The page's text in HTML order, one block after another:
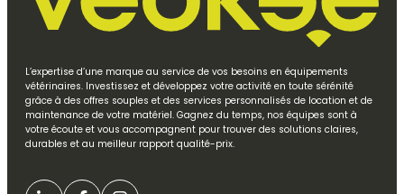
L’expertise d’une marque au service de vos besoins en équipements
vétérinaires. Investissez et développez votre activité en toute sérénité
grâce à des offres souples et des services personnalisés de location et de
maintenance de votre matériel. Gagnez du temps, nos équipes sont à
votre écoute et vous accompagnent pour trouver des solutions claires,
durables et au meilleur rapport qualité-prix.